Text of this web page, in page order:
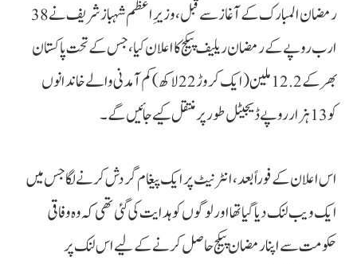
رمضان المبارک کے آغاز سے قبل، وزیرِ اعظم شہباز شریف نے 38
ارب روپے کے رمضان ریلیف پیکج کا اعلان کیا، جس کے تحت پاکستان
بھر کے 12.2 ملین (ایک کروڑ 22 لاکھ) کم آمدنی والے خاندانوں
کو 13ہزار روپے ڈیجیٹل طور پر منتقل کیے جائیں گے۔
اس اعلان کے فوراً بعد، انٹرنیٹ پر ایک پیغام گردش کرنے لگا جس میں
ایک ویب لنک دیا گیا تھا اور لوگوں کو ہدایت کی گئی تھی کہ وہ وفاقی
حکومت سے اپنا رمضان پیکج حاصل کرنے کے لیے اس لنک پر